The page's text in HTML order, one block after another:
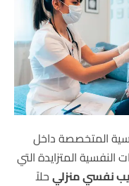
المتخصصة داخل
المتزايدة التي
نفسي منزليحلاً